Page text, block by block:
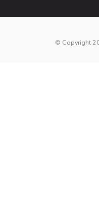
© Copyright